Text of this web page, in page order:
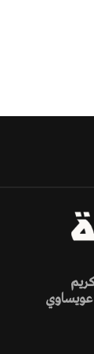
عويساوي